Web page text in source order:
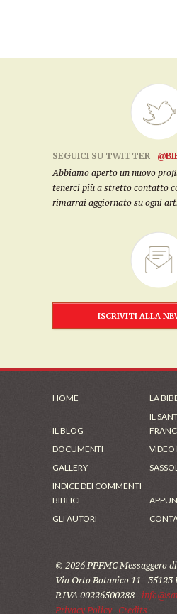
SEGUICI SU TWITTER
Abbiamo aperto un nuovo
tenerci più a stretto contatto
rimarrai aggiornato su ogni
ISCRIVITI ALLA
HOME LA
IL BLOG
IL
DOCUMENTI
VIDEO
GALLERY
INDICE DEI COMMENTI
BIBLICI
GLI AUTORI
© 2026 PPFMC Messaggero
Via Orto Botanico 11 - 35123
P.IVA 00226500288 -
Privacy Policy| Credits